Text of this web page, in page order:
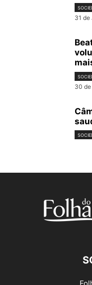
31 de
30